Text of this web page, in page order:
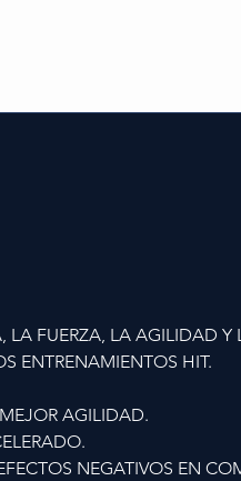
LA FUERZA, LA AGILIDAD Y
ENTRENAMIENTOS HIT.
AGILIDAD.
NEGATIVOS EN